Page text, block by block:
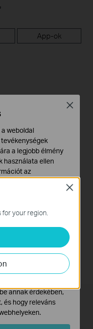
App-ok
your region.
Close
weboldal
a legjobb élmény
használata ellen
az
szükségesek,
számunkra, hogy
tevékenységeit, hogy
működését.
annak érdekében,
és hogy releváns
Close